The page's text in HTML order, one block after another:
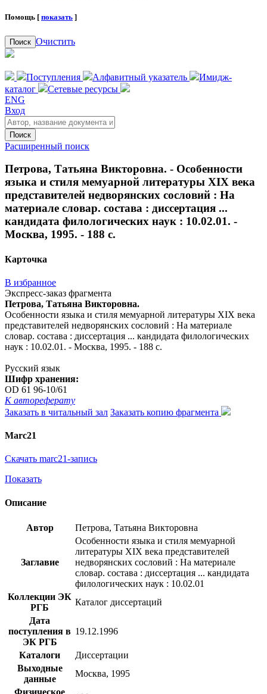
Помощь [ показать ]
Поиск Очистить
Поступления Алфавитный указатель
Имидж-
каталог
Сетевые ресурсы
ENG
Вход
Поиск
Расширенный поиск
Петрова, Татьяна Викторовна. - Особенности
языка и стиля мемуарной литературы ХIX века
представителей недворянских сословий : На
материале словар. состава : диссертация ...
кандидата филологических наук : 10.02.01. -
Москва, 1995. - 188 с.
Карточка
В избранное
Экспресс-заказ фрагмента
Петрова, Татьяна Викторовна.
Особенности языка и стиля мемуарной литературы ХIX века
представителей недворянских сословий : На материале
словар. состава : диссертация ... кандидата филологических
наук : 10.02.01. - Москва, 1995. - 188 с.
Русский язык
Шифр хранения:
OD 61 96-10/61
К автореферату
Заказать в читальный зал Заказать копию фрагмента
Marc21
Скачать marc21-запись
Показать
Описание
Автор Петрова, Татьяна Викторовна
Заглавие
Особенности языка и стиля мемуарной
литературы ХIX века представителей
недворянских сословий : На материале
словар. состава : диссертация ... кандидата
филологических наук : 10.02.01
Коллекции ЭК
РГБ
Каталог диссертаций
Дата
поступления в
ЭК РГБ
19.12.1996
Каталоги
Диссертации
Выходные
данные
Москва, 1995
Физическое